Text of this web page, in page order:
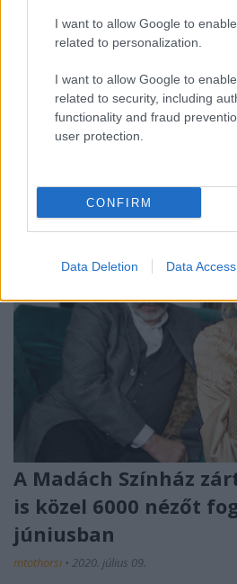
I want to allow Google to
related to personalization.
I want to allow Google to
related to security, including
functionality and fraud
user protection.
CONFIRM
Data Deletion Data Access
"Csak engedjenek át
jövünk!"
mtothorsi 2020. július 13.
Augusztus 21. és 29. között, a
meghirdetett
A Madách Színház
is közel 6000 nézőt
júniusban
mtothorsi • 2020. július 09.